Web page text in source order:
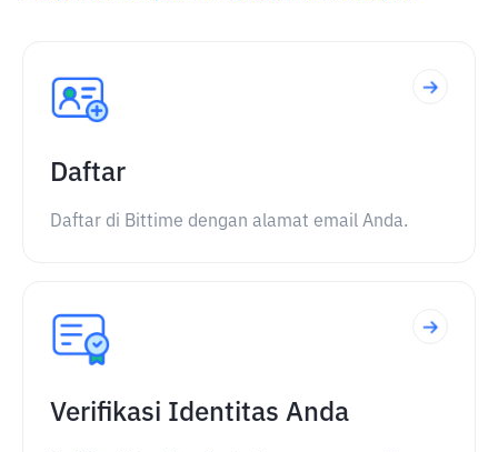
Daftar
Daftar di Bittime dengan alamat email Anda.
Verifikasi Identitas Anda